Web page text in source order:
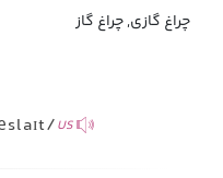
چراغ گازی, چراغ گاز
US